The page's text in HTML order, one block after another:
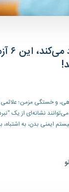
اگر
و خستگی مزمن؛ علائمی
می‌توانند نشانه‌ای از یک
ایمنی بدن، به اشتباه،